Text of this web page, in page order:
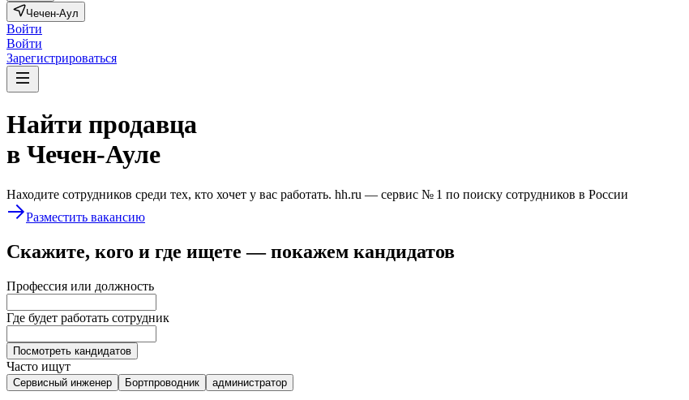
Чечен-Аул
Войти
Войти
Зарегистрироваться
Найти продавца
в Чечен-Ауле
Находите сотрудников среди тех, кто хочет у вас работать. hh.ru — сервис № 1 по поиску сотрудников в России
Разместить вакансию
Скажите, кого и где ищете — покажем кандидатов
Профессия или должность
Где будет работать сотрудник
Посмотреть кандидатов
Часто ищут
Сервисный инженер Бортпроводник администратор